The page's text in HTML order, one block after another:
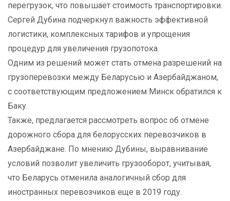
перегрузок, что повышает стоимость транспортировки.
Сергей Дубина подчеркнул важность эффективной
логистики, комплексных тарифов и упрощения
процедур для увеличения грузопотока.
Одним из решений может стать отмена разрешений на
грузоперевозки между Беларусью и Азербайджаном,
с соответствующим предложением Минск обратился к
Баку.
Также, предлагается рассмотреть вопрос об отмене
дорожного сбора для белорусских перевозчиков в
Азербайджане. По мнению Дубины, выравнивание
условий позволит увеличить грузооборот, учитывая,
что Беларусь отменила аналогичный сбор для
иностранных перевозчиков еще в 2019 году.